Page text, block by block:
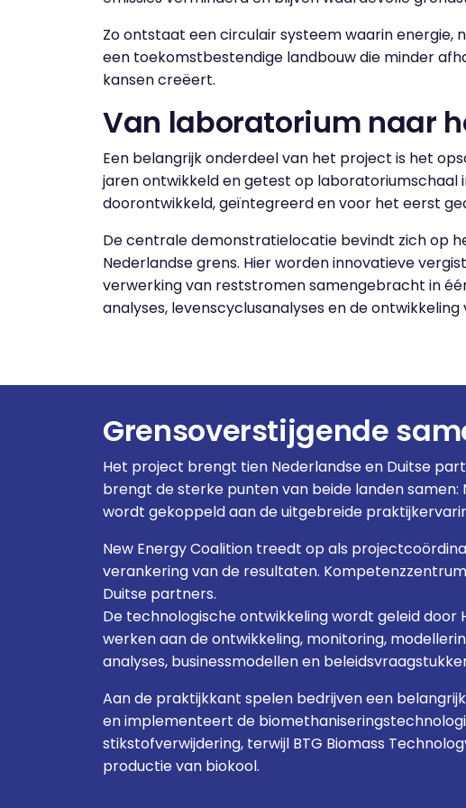
Zo ontstaat een circulair systeem waarin
een toekomstbestendige landbouw die minder
kansen creëert.
Van laboratorium naar
Een belangrijk onderdeel van het project is het
jaren ontwikkeld en getest op laboratoriumschaal
doorontwikkeld, geïntegreerd en voor het eerst
De centrale demonstratielocatie bevindt zich op
Nederlandse grens. Hier worden innovatieve
verwerking van reststromen samengebracht in
analyses, levenscyclusanalyses en de
Grensoverstijgende
Het project brengt tien Nederlandse en Duitse
brengt de sterke punten van beide landen
wordt gekoppeld aan de uitgebreide
New Energy Coalition treedt op als
verankering van de resultaten.
Duitse partners.
De technologische ontwikkeling wordt geleid door
werken aan de ontwikkeling, monitoring,
analyses, businessmodellen en
Aan de praktijkkant spelen bedrijven een
en implementeert de
stikstofverwijdering, terwijl BTG Biomass
productie van biokool.